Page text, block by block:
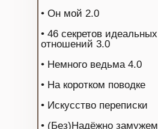
• Он мой 2.0
• 46 секретов идеальных
отношений 3.0
• Немного ведьма 4.0
• На коротком поводке
• Искусство переписки
• (Без)Надёжно замужем